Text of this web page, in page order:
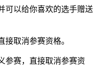
可以给你喜欢的选手赠送
接取消参赛资格。
参赛，直接取消参赛资